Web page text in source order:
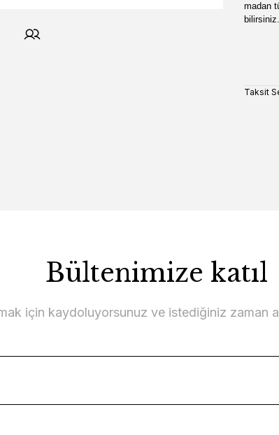
madan
bilirsiniz.
Taksit
Bültenimize katıl
için kaydoluyorsunuz ve istediğiniz zaman